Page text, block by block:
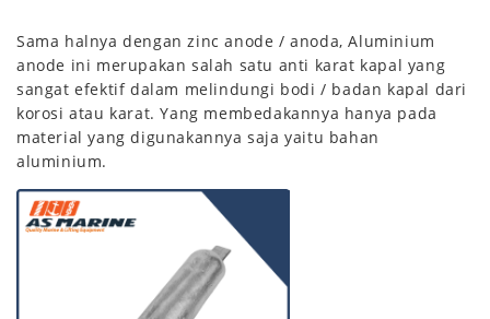
Sama halnya dengan zinc anode / anoda, Aluminium
anode ini merupakan salah satu anti karat kapal yang
sangat efektif dalam melindungi bodi / badan kapal dari
korosi atau karat. Yang membedakannya hanya pada
material yang digunakannya saja yaitu bahan
aluminium.